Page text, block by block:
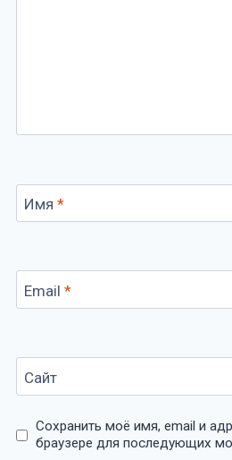
Имя *
Email *
Сайт
Сохранить моё имя, email и
браузере для последующих